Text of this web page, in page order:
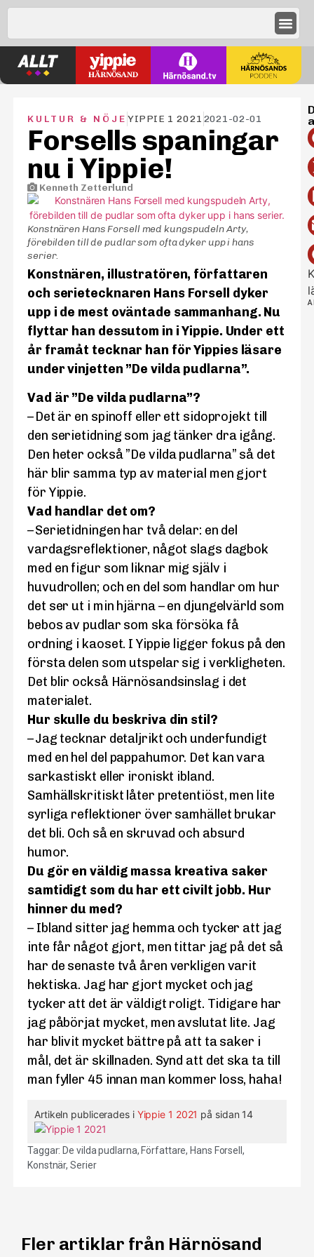
KULTUR & NÖJE YIPPIE 1 2021 2021-02-01
Forsells spaningar
nu i Yippie!
Kenneth Zetterlund
Konstnären Hans Forsell med kungspudeln Arty,
förebilden till de pudlar som ofta dyker upp i hans
serier.
Konstnären, illustratören, författaren
och serietecknaren Hans Forsell dyker
upp i de mest oväntade sammanhang. Nu
flyttar han dessutom in i Yippie. Under ett
år framåt tecknar han för Yippies läsare
under vinjetten ”De vilda pudlarna”.
Vad är ”De vilda pudlarna”?
– Det är en spinoff eller ett sidoprojekt till
den serietidning som jag tänker dra igång.
Den heter också ”De vilda pudlarna” så det
här blir samma typ av material men gjort
för Yippie.
Vad handlar det om?
– Serietidningen har två delar: en del
vardagsreflektioner, något slags dagbok
med en figur som liknar mig själv i
huvudrollen; och en del som handlar om hur
det ser ut i min hjärna – en djungelvärld som
bebos av pudlar som ska försöka få
ordning i kaoset. I Yippie ligger fokus på den
första delen som utspelar sig i verkligheten.
Det blir också Härnösandsinslag i det
materialet.
Hur skulle du beskriva din stil?
– Jag tecknar detaljrikt och underfundigt
med en hel del pappahumor. Det kan vara
sarkastiskt eller ironiskt ibland.
Samhällskritiskt låter pretentiöst, men lite
syrliga reflektioner över samhället brukar
det bli. Och så en skruvad och absurd
humor.
Du gör en väldig massa kreativa saker
samtidigt som du har ett civilt jobb. Hur
hinner du med?
– Ibland sitter jag hemma och tycker att jag
inte får något gjort, men tittar jag på det så
har de senaste två åren verkligen varit
hektiska. Jag har gjort mycket och jag
tycker att det är väldigt roligt. Tidigare har
jag påbörjat mycket, men avslutat lite. Jag
har blivit mycket bättre på att ta saker i
mål, det är skillnaden. Synd att det ska ta till
man fyller 45 innan man kommer loss, haha!
Artikeln publicerades i Yippie 1 2021 på sidan 14
Taggar:De vilda pudlarna,Författare,Hans Forsell,
Konstnär,Serier
Fler artiklar från Härnösand